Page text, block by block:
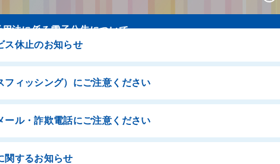
ス休止のお知らせ
フィッシング）にご注意ください
ル・詐欺電話にご注意ください
関するお知らせ